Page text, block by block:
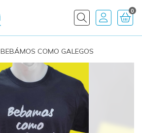
Buscar
0
BEBÁMOS COMO GALEGOS